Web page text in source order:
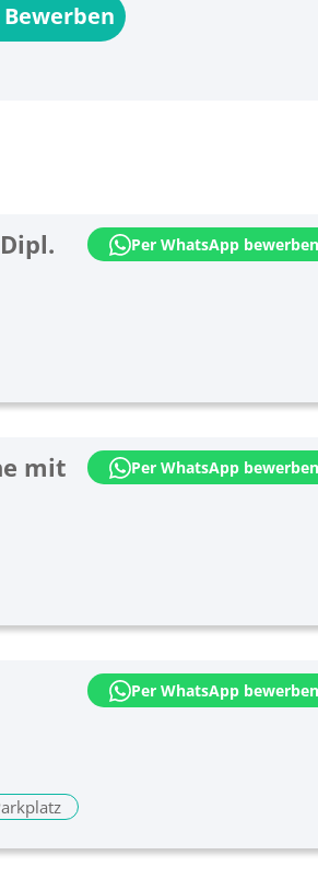
Per WhatsApp bewerben
mit
Per WhatsApp bewerben
Per WhatsApp bewerben